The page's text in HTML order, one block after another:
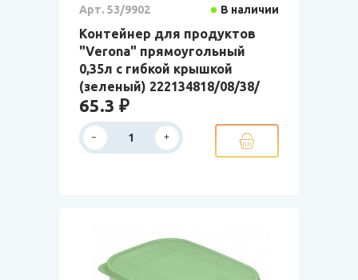
Арт. 53/9902 В наличии
Контейнер для продуктов
"Verona" прямоугольный
0,35л с гибкой крышкой
(зеленый) 222134818/08/38/
65.3 ₽